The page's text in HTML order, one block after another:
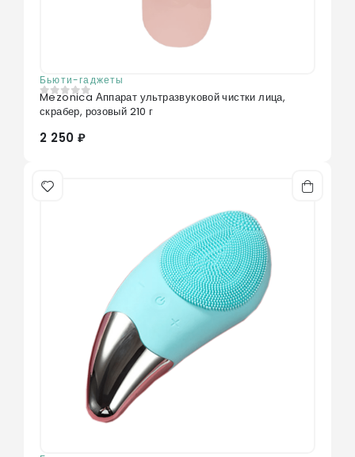
Бьюти-гаджеты
0из 5
Mezonica Аппарат ультразвуковой чистки лица,
скрабер, розовый 210 г
2 250 ₽